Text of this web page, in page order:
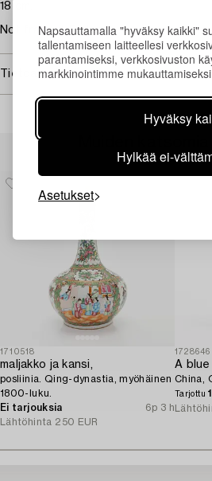
Napsauttamalla "hyväksy kaikki"
tallentamiseen laitteellesi
parantamiseksi, verkkosivuston
markkinointimme
Hyväksy
Hylkää ei-
Asetukset
18 cm.
Not framed. Faded.
Tietoa ostamisesta
1710518
maljakko ja kansi,
posliinia. Qing-dynastia, myöhäinen
1800-luku.
Ei tarjouksia
6p 3 h
Lähtöhinta 250 EUR
1728646
China,
Tarjottu